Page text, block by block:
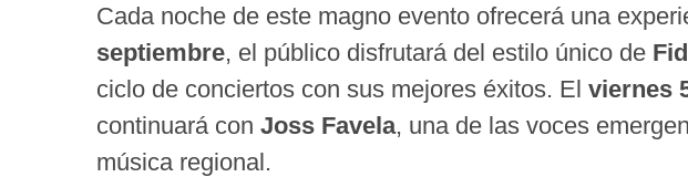
Cada noche de este magno evento ofrecerá una
septiembre, el público disfrutará del estilo único de
ciclo de conciertos con sus mejores éxitos. El viernes
continuará con Joss Favela, una de las voces
música regional.